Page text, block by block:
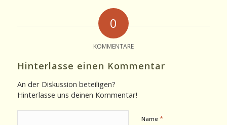
0
KOMMENTARE
Hinterlasse einen Kommentar
An der Diskussion beteiligen?
Hinterlasse uns deinen Kommentar!
Name *